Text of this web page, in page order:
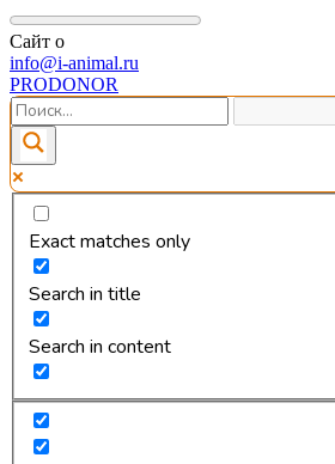
Сайт о
info@i-animal.ru
PRODONOR
Exact matches only
Search in title
Search in content